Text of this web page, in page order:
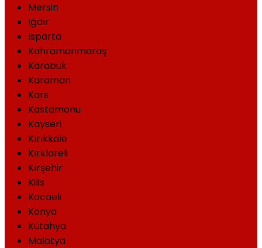
Mersin
Iğdır
Isparta
Kahramanmaraş
Karabük
Karaman
Kars
Kastamonu
Kayseri
Kırıkkale
Kırklareli
Kırşehir
Kilis
Kocaeli
Konya
Kütahya
Malatya